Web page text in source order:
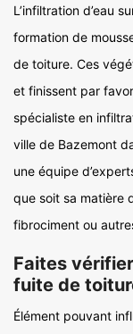
L’infiltration d’eau
formation de
de toiture. Ces
et finissent par
spécialiste en
ville de Bazemont
une équipe
que soit sa matière
fibrociment ou
Faites
fuite de
Élément pouvant